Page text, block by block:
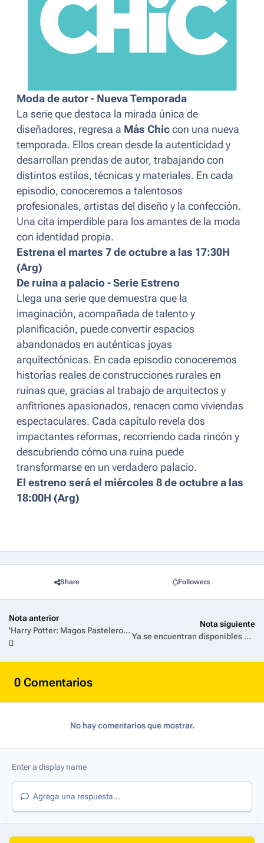
Moda de autor - Nueva Temporada
La serie que destaca la mirada única de
diseñadores, regresa a Más Chic con una nueva
temporada. Ellos crean desde la autenticidad y
desarrollan prendas de autor, trabajando con
distintos estilos, técnicas y materiales. En cada
episodio, conoceremos a talentosos
profesionales, artistas del diseño y la confección.
Una cita imperdible para los amantes de la moda
con identidad propia.
Estrena el martes 7 de octubre a las 17:30H
(Arg)
De ruina a palacio - Serie Estreno
Llega una serie que demuestra que la
imaginación, acompañada de talento y
planificación, puede convertir espacios
abandonados en auténticas joyas
arquitectónicas. En cada episodio conoceremos
historias reales de construcciones rurales en
ruinas que, gracias al trabajo de arquitectos y
anfitriones apasionados, renacen como viviendas
espectaculares. Cada capítulo revela dos
impactantes reformas, recorriendo cada rincón y
descubriendo cómo una ruina puede
transformarse en un verdadero palacio.
El estreno será el miércoles 8 de octubre a las
18:00H (Arg)
Share Followers
Nota anterior
'Harry Potter: Magos Pasteleros' estrena nueva temporada en noviembre en HBO Max y Discovery Home & Health
Nota siguiente
Ya se encuentran disponibles el tráiler y póster de La Mano que Mece la Cuna de 20th Century Studios
0 Comentarios
No hay comentarios que mostrar.
Agrega una respuesta...